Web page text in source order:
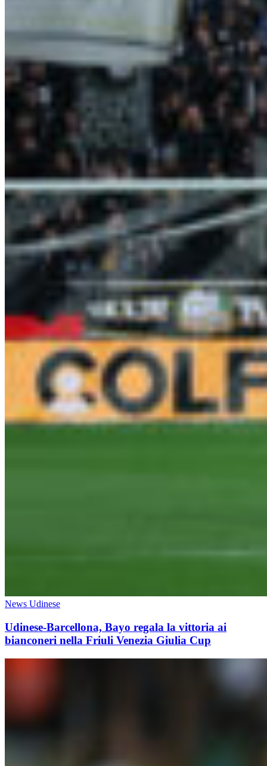
News Udinese
Udinese-Barcellona, Bayo regala la vittoria ai
bianconeri nella Friuli Venezia Giulia Cup